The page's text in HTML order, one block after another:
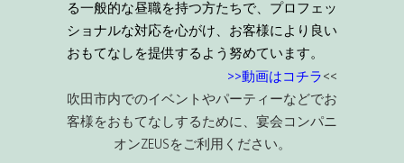
る一般的な昼職を持つ方たちで、プロフェッ
ショナルな対応を心がけ、お客様により良い
おもてなしを提供するよう努めています。
>>動画はコチラ<<
吹田市内でのイベントやパーティーなどでお
客様をおもてなしするために、宴会コンパニ
オンZEUSをご利用ください。